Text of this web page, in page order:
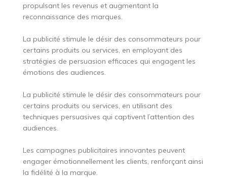
propulsant les revenus et augmentant la
reconnaissance des marques.
La publicité stimule le désir des consommateurs pour
certains produits ou services, en employant des
stratégies de persuasion efficaces qui engagent les
émotions des audiences.
La publicité stimule le désir des consommateurs pour
certains produits ou services, en utilisant des
techniques persuasives qui captivent l’attention des
audiences.
Les campagnes publicitaires innovantes peuvent
engager émotionnellement les clients, renforçant ainsi
la fidélité à la marque.